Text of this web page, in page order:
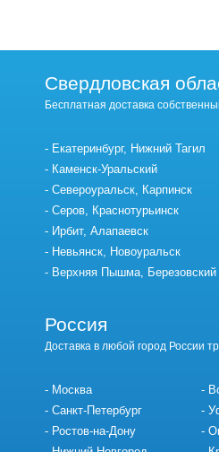
Свердловская
Бесплатная доставка
Екатеринбург, Нижний Тагил
Каменск-Уральский
Североуральск, Карпинск
Серов, Краснотурьинск
Ирбит, Алапаевск
Невьянск, Новоуральск
Верхняя Пышма, Березовский
Россия
Доставка в любой город России
Москва
Санкт-Петербург
Ростов-на-Дону